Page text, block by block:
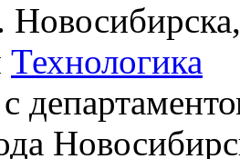
Технологика